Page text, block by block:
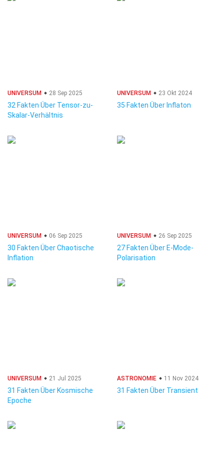
UNIVERSUM 28 Sep 2025
32 Fakten Über Tensor-zu-
Skalar-Verhältnis
UNIVERSUM 23 Okt 2024
35 Fakten Über Inflaton
UNIVERSUM 06 Sep 2025
30 Fakten Über Chaotische
Inflation
UNIVERSUM 26 Sep 2025
27 Fakten Über E-Mode-
Polarisation
UNIVERSUM 21 Jul 2025
31 Fakten Über Kosmische
Epoche
ASTRONOMIE 11 Nov 2024
31 Fakten Über Transient